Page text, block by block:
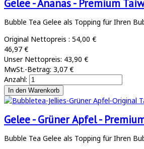
Gelee - Ananas - Premium
Bubble Tea Gelee als Topping für Ihren
Original Nettopreis : 54,00 €
46,97 €
Unser Nettopreis: 43,90 €
MwSt.-Betrag: 3,07 €
Anzahl:
Gelee - Grüner Apfel -
Bubble Tea Gelee als Topping für Ihren